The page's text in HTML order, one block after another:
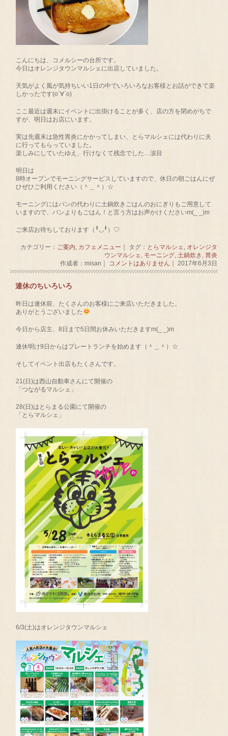
こんにちは、コメルシーの台所です。
今日はオレンジタウンマルシェに出店していました。
天気がよく風が気持ちいい1日の中でいろいろなお客様とお話ができて楽
しかったです(о´∀`о)
ここ最近は週末にイベントに出掛けることが多く、店の方を閉めがちで
すが、明日はお店にいます。
実は先週末は急性胃炎にかかってしまい、とらマルシェには代わりに夫
に行ってもらっていました。
楽しみにしていたゆえ、行けなくて残念でした…涙目
明日は
8時オープンでモーニングサービスしていますので、休日の朝ごはんにぜ
ひぜひご利用ください（＾＿＾）☆
モーニングにはパンの代わりに土鍋炊きごはんのおにぎりもご用意して
いますので、パンよりもごはん！と言う方はお声かけくださいm(_ _)m
ご来店お待ちしております（╹◡╹）♡
カテゴリー： ご案内, カフェメニュー ｜ タグ： とらマルシェ, オレンジタ
ウンマルシェ, モーニング, 土鍋炊き , 胃炎
作成者：misan｜ コメントはありません ｜ 2017年6月3日
連休のちいろいろ
昨日は連休前、たくさんのお客様にご来店いただきました。
ありがとうございました
今日から店主、8日まで5日間お休みいただきますm(_ _)m
連休明け9日からはプレートランチを始めます（＾＿＾）☆
そしてイベント出店もたくさんです。
21(日)は西山自動車さんにて開催の
「つながるマルシェ」
28(日)はとらまる公園にて開催の
「とらマルシェ」
6/3(土)はオレンジタウンマルシェ